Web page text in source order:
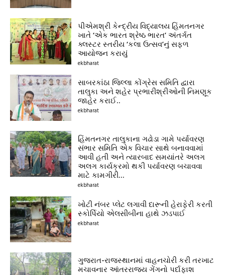
પીએમશ્રી કેન્દ્રીય વિદ્યાલય હિંમતનગર
ખાતે ‘એક ભારત શ્રેષ્ઠ ભારત’ અંતર્ગત
ક્લસ્ટર સ્તરીય ‘કલા ઉત્સવ’નું સફળ
આયોજન કરાયું
ekbharat
સાબરકાંઠા જિલ્લા કોંગ્રેસ સમિતિ દ્વારા
તાલુકા અને શહેર પ્રભારીશ્રીઓની નિમણૂક
જાહેર કરાઈ..
ekbharat
હિંમતનગર તાલુકાના ગઢોડા ગામે પર્યાવરણ
સંભાર સમિતિ એક વિચાર સાથે બનાવવામાં
આવી હતી અને ત્યારબાદ સમયાંતરે અલગ
અલગ કાર્યક્રમો થકી પર્યાવરણ બચાવવા
માટે કામગીરી...
ekbharat
ખોટી નંબર પ્લેટ લગાવી દારૂની હેરાફેરી કરતી
સ્કોર્પિયો એલસીબીના હાથે ઝડપાઈ
ekbharat
ગુજરાત-રાજસ્થાનમાં વાહનચોરી કરી તરખાટ
મચાવનાર આંતરરાજ્ય ગેંગનો પર્દાફાશ